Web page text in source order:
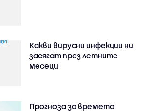
Какви вирусни инфекции ни
засягат през летните
месеци
Прогноза за времето